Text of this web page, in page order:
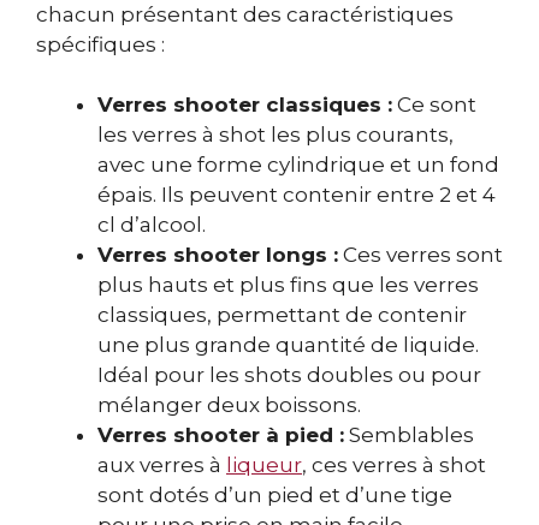
chacun présentant des caractéristiques
spécifiques :
Verres shooter classiques : Ce sont
les verres à shot les plus courants,
avec une forme cylindrique et un fond
épais. Ils peuvent contenir entre 2 et 4
cl d’alcool.
Verres shooter longs : Ces verres sont
plus hauts et plus fins que les verres
classiques, permettant de contenir
une plus grande quantité de liquide.
Idéal pour les shots doubles ou pour
mélanger deux boissons.
Verres shooter à pied : Semblables
aux verres à liqueur, ces verres à shot
sont dotés d’un pied et d’une tige